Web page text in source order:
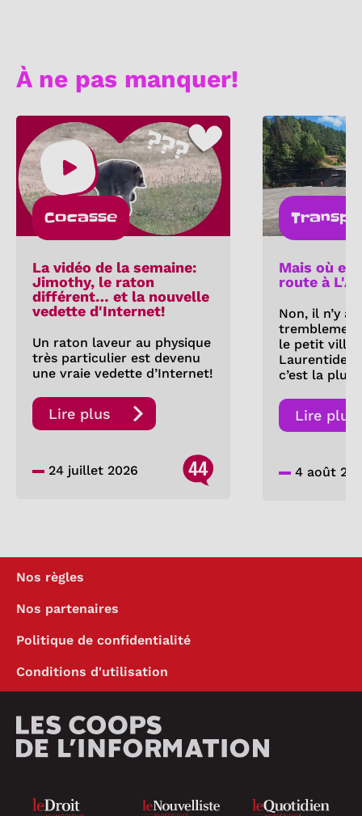
À ne pas manquer!
Cocasse
La vidéo de la semaine:
Jimothy, le raton
différent… et la nouvelle
vedette d'Internet!
Un raton laveur au physique
très particulier est devenu
une vraie vedette d’Internet!
Lire plus
24 juillet 2026 44
Mais où
route à
Non, il n’y a
le petit
Laurentides.
c’est la pluie!
Lire plus
4 août
Nos règles
Nos partenaires
Politique de confidentialité
Conditions d'utilisation